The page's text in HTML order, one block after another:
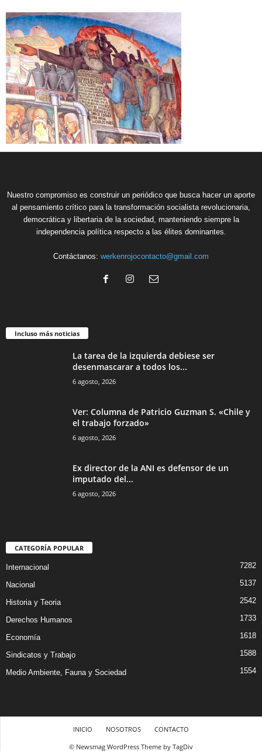
Nuestro compromiso es construir un periódico que busca hacer un aporte
al pensamiento crítico para la transformación socialista revolucionaria,
democrática y libertaria de la sociedad, manteniendo siempre la
independencia política respecto a las élites dominantes.
Contáctanos: werkenrojocontacto@gmail.com
Incluso más noticias
La tarea de la izquierda debiese ser
desenmascarar a todos los...
6 agosto, 2026
Ver: Columna de Patricio Guzman S. «Chile y
el trabajo forzado»
6 agosto, 2026
Ex director de la ANI es defensor de un
imputado del...
6 agosto, 2026
CATEGORÍA POPULAR
Internacional 7282
Nacional 5137
Historia y Teoria 2542
Derechos Humanos 1733
Economía 1618
Sindicatos y Trabajo 1588
Medio Ambiente, Fauna y Sociedad 1554
INICIO NOSOTROS
CONTACTO
© Newsmag WordPress Theme by TagDiv